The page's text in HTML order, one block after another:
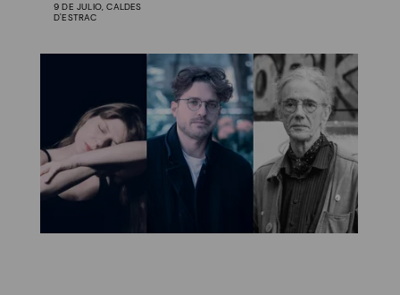
9 DE JULIO, CALDES
D'ESTRAC